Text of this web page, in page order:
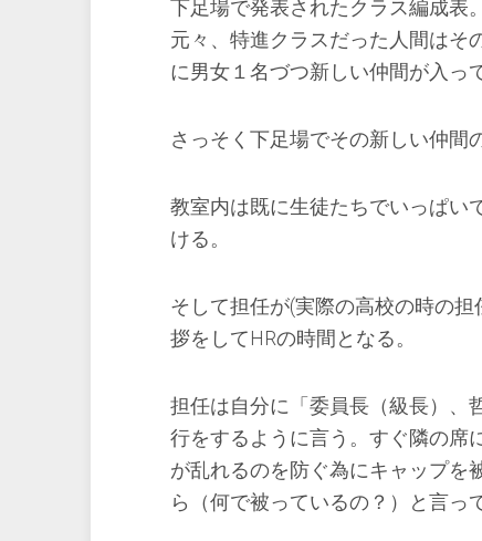
下足場で発表されたクラス編成表
元々、特進クラスだった人間はそ
に男女１名づつ新しい仲間が入っ
さっそく下足場でその新しい仲間
教室内は既に生徒たちでいっぱい
ける。
そして担任が(実際の高校の時の
拶をしてHRの時間となる。
担任は自分に「委員長（級長）、
行をするように言う。すぐ隣の席
が乱れるのを防ぐ為にキャップを
ら（何で被っているの？）と言っ